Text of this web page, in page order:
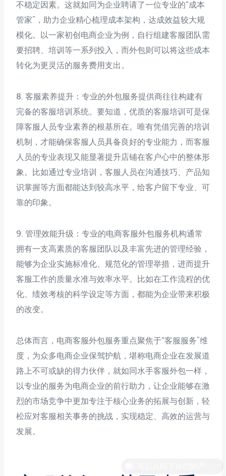
不稳定因素。这就如同为企业聘请了一位专业的“成本
管家”，助力企业精心梳理成本架构，达成效益较大规
模化。以一家初创电商企业为例，自行组建客服团队需
要招聘、培训等一系列投入，而外包则可以将这些成本
转化为更灵活的服务费用支出。
8. 客服素养提升：专业的外包服务提供商往往构建有
完备的客服培训系统。要知道，优质的客服培训可是保
障客服人员专业素养的根基所在。唯有凭借完善的培训
机制，才能确保客服人员具备良好的专业能力，而客服
人员的专业表现又能显著提升店铺在客户心中的整体形
象。比如通过专业培训，客服人员在沟通技巧、产品知
识掌握等方面都能达到较高水平，给客户留下专业、可
靠的印象。
9. 管理效能升级：专业的电商客服外包服务机构通常
拥有一支高素质的客服团队以及丰富先进的管理经验，
能够为企业实施标准化、规范化的管理举措，进而提升
客服工作的质量水准与效率水平。比如在工作流程的优
化、绩效考核的科学设定等方面，都能为企业带来积极
的改变。
总体而言，电商客服外包服务重点聚焦于“客服服务”维
度，为众多电商企业保驾护航，堪称电商企业在发展道
路上不可或缺的得力伙伴，就如同水手客服外包一样，
以专业的服务为电商企业的前行助力，让企业能够在激
烈的市场竞争中更加专注于核心业务的拓展与创新，轻
松应对客服相关事务的挑战，实现稳定、高效的运营与
发展。